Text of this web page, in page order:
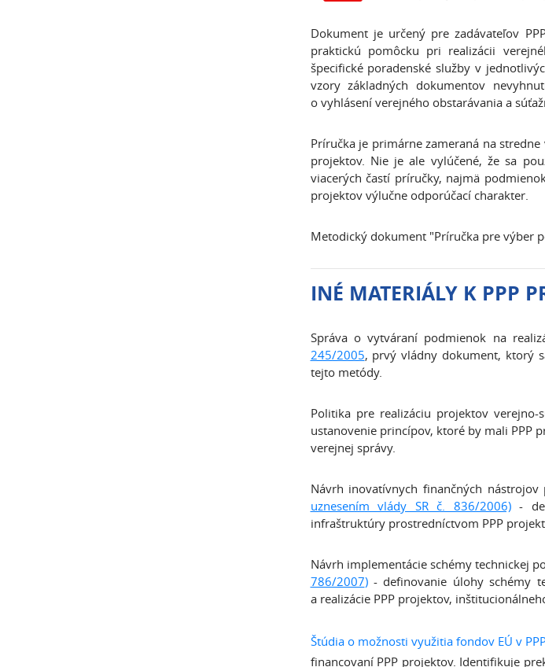
Dokument je určený pre zadávateľov
praktickú pomôcku pri realizácii
špecifické poradenské služby v
vzory základných dokumentov
o vyhlásení verejného obstarávania a
Príručka je primárne zameraná na
projektov. Nie je ale vylúčené, že sa
viacerých častí príručky, najmä
projektov výlučne odporúčací charakter.
Metodický dokument "Príručka pre výber
INÉ MATERIÁLY K PPP
Správa o vytváraní podmienok na
245/2005, prvý vládny dokument, ktorý
tejto metódy.
Politika pre realizáciu projektov verejno-
ustanovenie princípov, ktoré by mali PPP
verejnej správy.
Návrh inovatívnych finančných
uznesením vlády SR č. 836/2006)-
infraštruktúry prostredníctvom PPP
Návrh implementácie schémy technickej
786/2007)- definovanie úlohy schémy
a realizácie PPP projektov,
Štúdia o možnosti využitia fondov EÚ v
financovaní PPP projektov. Identifikuje